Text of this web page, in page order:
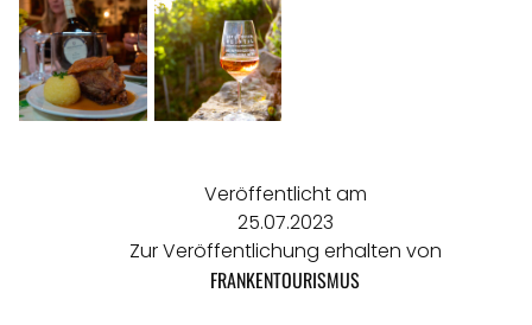
Veröffentlicht am
25.07.2023
Zur Veröffentlichung erhalten von
FRANKENTOURISMUS